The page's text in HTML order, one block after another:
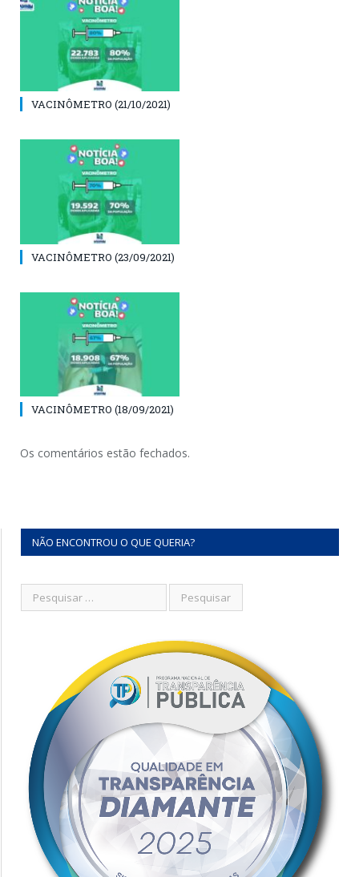
VACINÔMETRO (21/10/2021)
VACINÔMETRO (23/09/2021)
VACINÔMETRO (18/09/2021)
Os comentários estão fechados.
NÃO ENCONTROU O QUE QUERIA?